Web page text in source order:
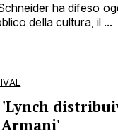
ha difeso
della cultura, il ...
'Lynch